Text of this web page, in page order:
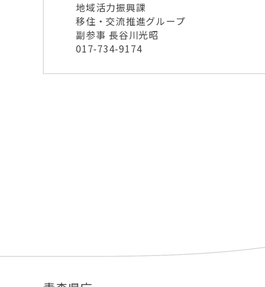
地域活力振興課
移住・交流推進グループ
副参事 長谷川光昭
017-734-9174